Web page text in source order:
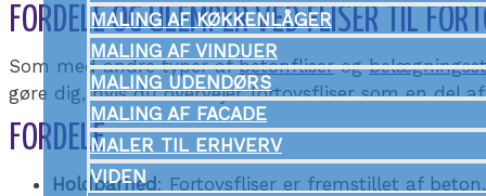
MALING AF KØKKENLÅGER
MALING AF VINDUER
MALING UDENDØRS
MALING AF FACADE
MALER TIL ERHVERV
VIDEN
FORDELE OG ULEMPER VED FLISER TIL
Som med andre typer afbetonfliserog
gøre dig, hvis du overvejer fortovsfliser som en del
FORDELE
Holdbarhed : Fortovsfliser er fremstillet af